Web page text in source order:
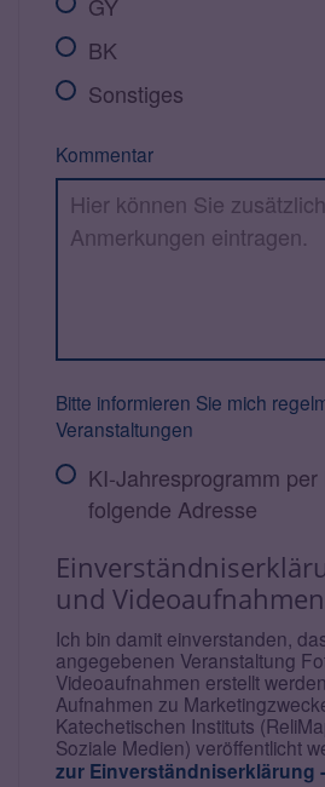
BK
Sonstiges
Kommentar
Bitte informieren Sie mich
Veranstaltungen
KI-Jahresprogramm per
folgende Adresse
und Videoaufnahmen
Ich bin damit einverstanden,
angegebenen Veranstaltung
Videoaufnahmen erstellt
Aufnahmen zu
Katechetischen Instituts
Soziale Medien) veröffentlicht
zur Einverständniserklärung -